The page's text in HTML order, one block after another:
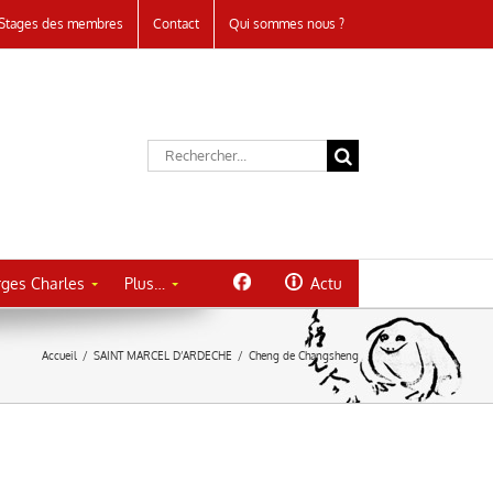
des membres Contact Qui sommes nous ?
Rechercher:
Charles Plus… Actu
Accueil / SAINT MARCEL D’ARDECHE / Cheng de Changsheng